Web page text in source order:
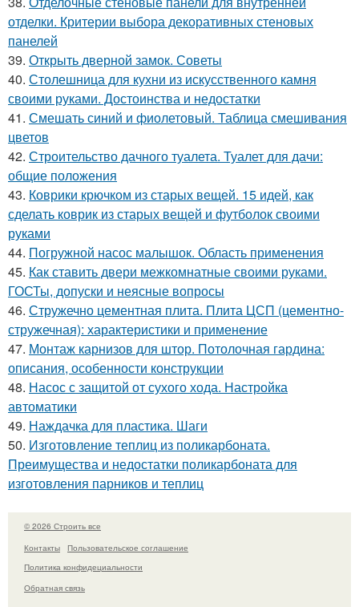
отделки. Критерии выбора декоративных стеновых
панелей
39. Открыть дверной замок. Советы
40. Столешница для кухни из искусственного камня
своими руками. Достоинства и недостатки
41. Смешать синий и фиолетовый. Таблица смешивания
цветов
42. Строительство дачного туалета. Туалет для дачи:
общие положения
43. Коврики крючком из старых вещей. 15 идей, как
сделать коврик из старых вещей и футболок своими
руками
44. Погружной насос малышок. Область применения
45. Как ставить двери межкомнатные своими руками.
ГОСТы, допуски и неясные вопросы
46. Стружечно цементная плита. Плита ЦСП (цементно-
стружечная): характеристики и применение
47. Монтаж карнизов для штор. Потолочная гардина:
описания, особенности конструкции
48. Насос с защитой от сухого хода. Настройка
автоматики
49. Наждачка для пластика. Шаги
50. Изготовление теплиц из поликарбоната.
Преимущества и недостатки поликарбоната для
изготовления парников и теплиц
© 2026 Строить все
Контакты
Пользовательское соглашение
Политика конфидециальности
Обратная связь